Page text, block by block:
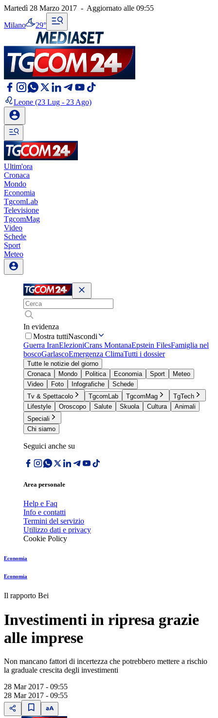
Martedì 28 Marzo 2017 - Aggiornato alle 09:55
Milano 29°
Leone (23 Lug - 23 Ago)
Ultim'ora
Cronaca
Mondo
Economia
TgcomLab
Televisione
TgcomMag
Video
Schede
Sport
Meteo
In evidenza
Mostra tuttiNascondi
Guerra IranElezioniCrans MontanaEpstein FilesFamiglia nel
boscoGarlascoEmergenza ClimaTutti i dossier
Tutte le notizie del giorno
Cronaca
Mondo Politica Economia Sport
Meteo
Video
Foto Infografiche
Schede
Tv & Spettacolo
TgcomLab TgcomMag
TgTech
Lifestyle
Oroscopo Salute Skuola Cultura
Animali
Speciali
Chi siamo
Seguici anche su
Area personale
Help e Faq
Info e contatti
Termini del servizio
Utilizzo dati e privacy
Cookie Policy
Economia
Economia
Il rapporto Bei
Investimenti in ripresa grazie
alle imprese
Non mancano fattori di incertezza che potrebbero mettere a rischio
la graduale crescita degli investimenti
28 Mar 2017 - 09:55
28 Mar 2017 - 09:55